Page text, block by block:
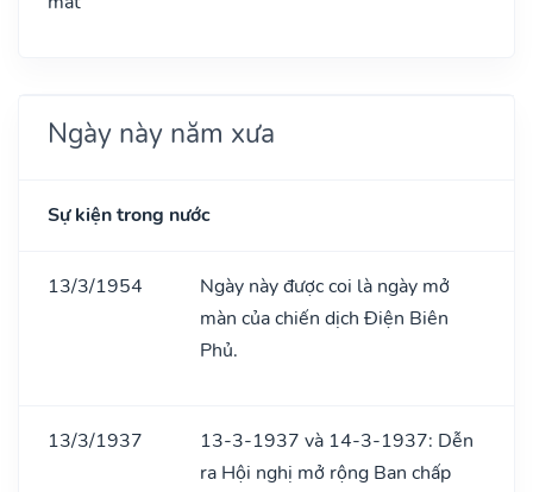
Ngày này năm xưa
Sự kiện trong nước
13/3/1954
Ngày này được coi là ngày mở
màn của chiến dịch Điện Biên
Phủ.
13/3/1937
13-3-1937 và 14-3-1937: Dễn
ra Hội nghị mở rộng Ban chấp